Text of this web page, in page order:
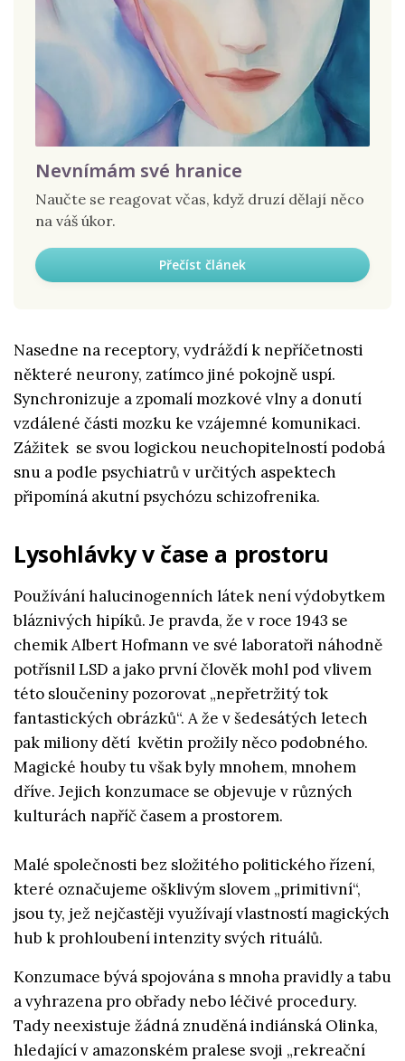
Nevnímám své hranice
Naučte se reagovat včas, když druzí dělají něco
na váš úkor.
Přečíst článek
Nasedne na receptory, vydráždí k nepříčetnosti
některé neurony, zatímco jiné pokojně uspí.
Synchronizuje a zpomalí mozkové vlny a donutí
vzdálené části mozku ke vzájemné komunikaci.
Zážitek se svou logickou neuchopitelností podobá
snu a podle psychiatrů v určitých aspektech
připomíná akutní psychózu schizofrenika.
Lysohlávky v čase a prostoru
Používání halucinogenních látek není výdobytkem
bláznivých hipíků. Je pravda, že v roce 1943 se
chemik Albert Hofmann ve své laboratoři náhodně
potřísnil LSD a jako první člověk mohl pod vlivem
této sloučeniny pozorovat „nepřetržitý tok
fantastických obrázků“. A že v šedesátých letech
pak miliony dětí květin prožily něco podobného.
Magické houby tu však byly mnohem, mnohem
dříve. Jejich konzumace se objevuje v různých
kulturách napříč časem a prostorem.
Malé společnosti bez složitého politického řízení,
které označujeme ošklivým slovem „primitivní“,
jsou ty, jež nejčastěji využívají vlastností magických
hub k prohloubení intenzity svých rituálů.
Konzumace bývá spojována s mnoha pravidly a tabu
a vyhrazena pro obřady nebo léčivé procedury.
Tady neexistuje žádná znuděná indiánská Olinka,
hledající v amazonském pralese svoji „rekreační